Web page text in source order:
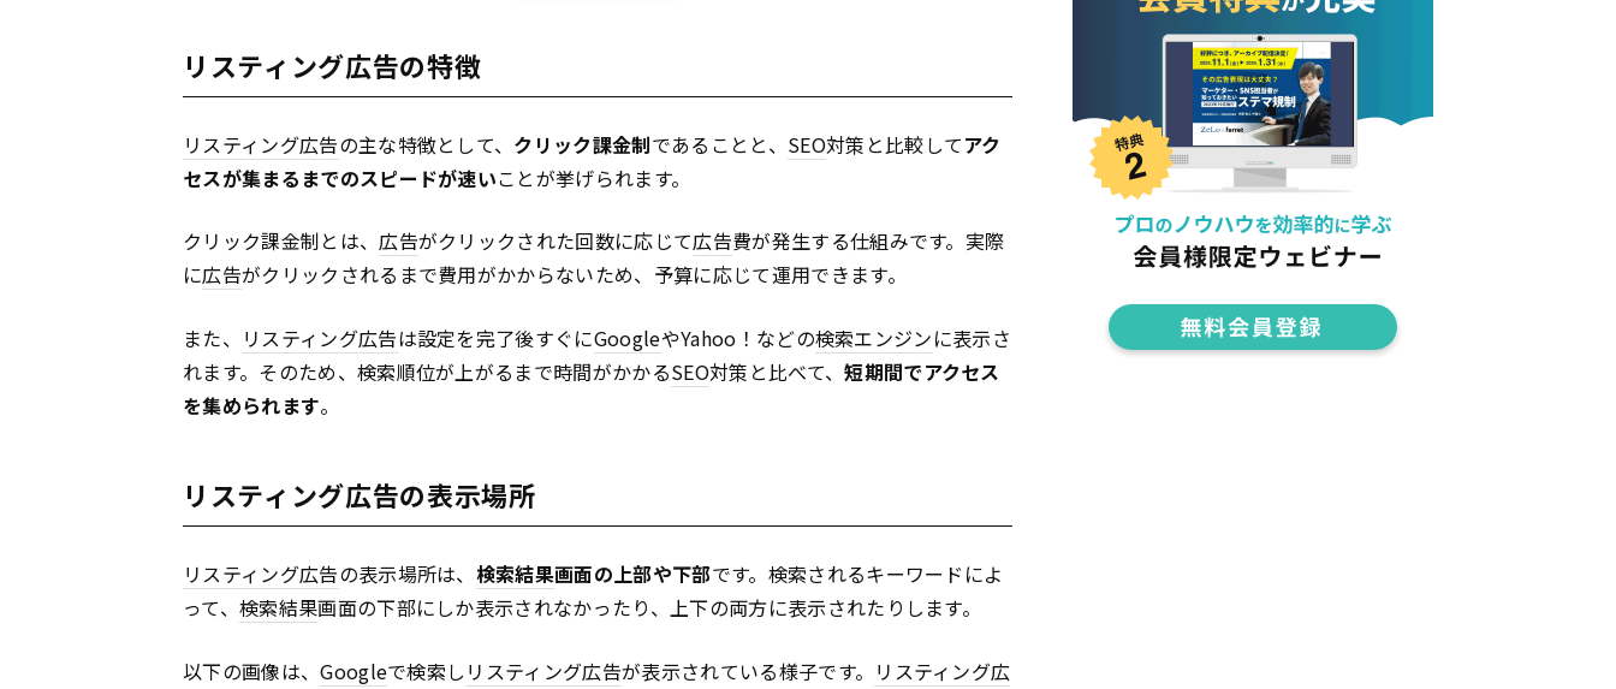
リスティング広告の特徴
リスティング広告の主な特徴として、 クリック課金制であることと、 SEO対策と比較してアク
セスが集まるまでのスピードが速いことが挙げられます。
クリック課金制とは、広告がクリックされた回数に応じて広告費が発生する仕組みです。実際
に広告がクリックされるまで費用がかからないため、予算に応じて運用できます。
また、 リスティング広告は設定を完了後すぐにGoogleやYahoo！などの検索エンジンに表示さ
れます。そのため、検索順位が上がるまで時間がかかるSEO対策と比べて、短期間でアクセス
を集められます。
リスティング広告の表示場所
リスティング広告の表示場所は、 検索結果画面の上部や下部です。検索されるキーワードによ
って、 検索結果画面の下部にしか表示されなかったり、上下の両方に表示されたりします。
以下の画像は、Googleで検索し リスティング広告が表示されている様子です。 リスティング広